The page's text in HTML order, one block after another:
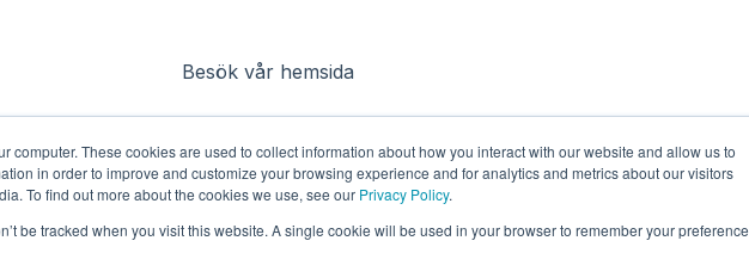
computer. These cookies are used to collect information about how you interact with our website and allow us to
in order to improve and customize your browsing experience and for analytics and metrics about our visitors
To find out more about the cookies we use, see our Privacy Policy.
be tracked when you visit this website. A single cookie will be used in your browser to remember your preference
Besök vår hemsida